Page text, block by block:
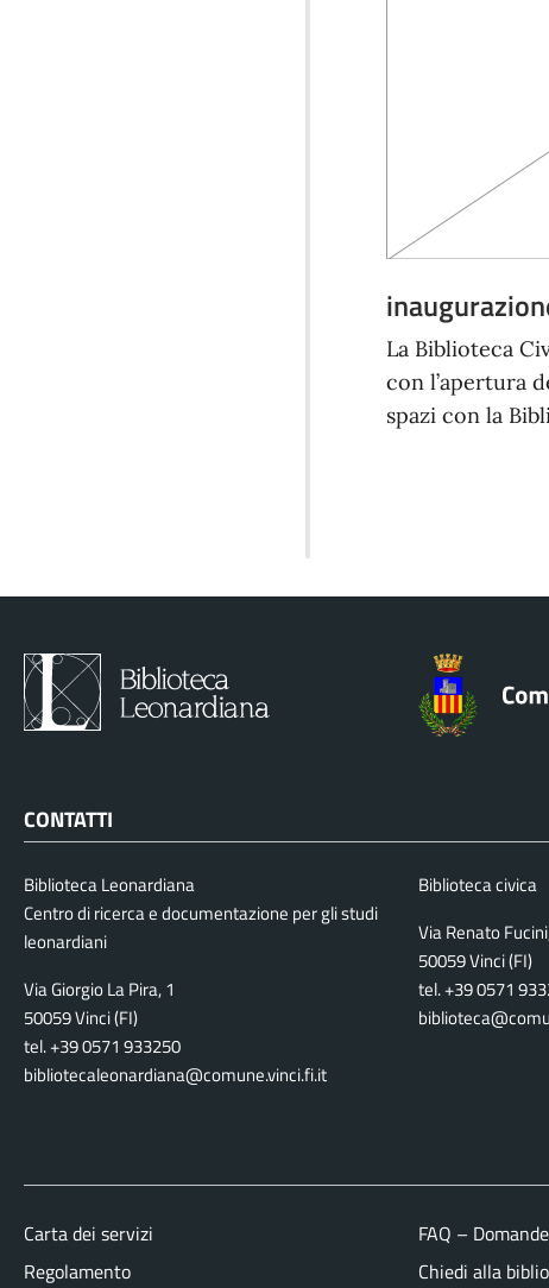
La Biblioteca
con l’apertura
spazi con la
CONTATTI
Biblioteca Leonardiana
Centro di ricerca e documentazione per gli studi
leonardiani
Via Giorgio La Pira, 1
50059 Vinci (FI)
tel. +39 0571 933250
bibliotecaleonardiana@comune.vinci.fi.it
Biblioteca civica
Via Renato
50059 Vinci (FI)
tel. +39 0571
Carta dei servizi
Regolamento
FAQ –
Chiedi alla